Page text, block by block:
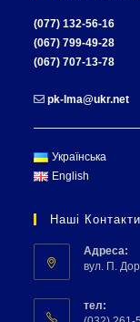
(077) 132-56-16
(067) 799-49-28
(067) 707-13-78
pk-lma@ukr.net
Українська
English
Наші Контакти
Адреса:
вул. П.
тел: